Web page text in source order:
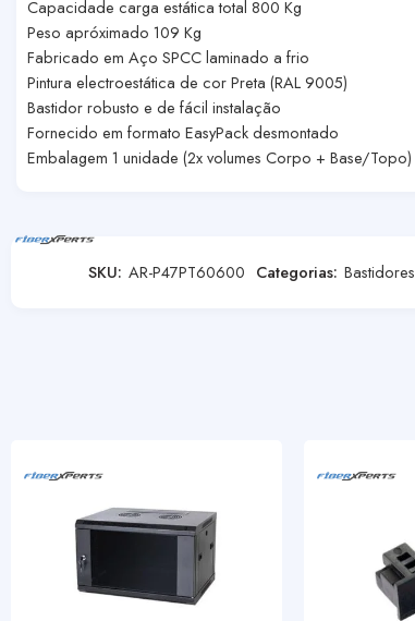
Capacidade carga estática total 800 Kg
Peso apróximado 109 Kg
Fabricado em Aço SPCC laminado a frio
Pintura electroestática de cor Preta (RAL 9005)
Bastidor robusto e de fácil instalação
Fornecido em formato EasyPack desmontado
Embalagem 1 unidade (2x volumes Corpo + Base/Topo)
SKU: AR-P47PT60600 Categorias: Bastidores